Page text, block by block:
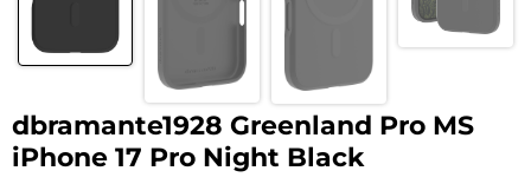
dbramante1928 Greenland Pro MS
iPhone 17 Pro Night Black